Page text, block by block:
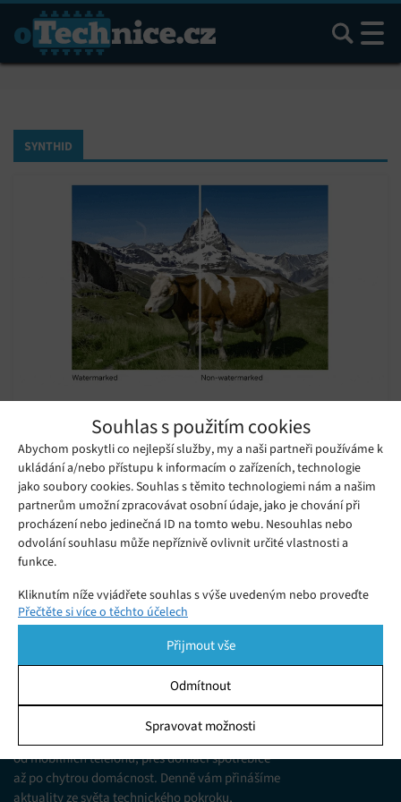
Souhlas s použitím cookies
Abychom poskytli co nejlepší služby, my a naši partneři používáme k
ukládání a/nebo přístupu k informacím o zařízeních, technologie
jako soubory cookies. Souhlas s těmito technologiemi nám a našim
partnerům umožní zpracovávat osobní údaje, jako je chování při
procházení nebo jedinečná ID na tomto webu. Nesouhlas nebo
odvolání souhlasu může nepříznivě ovlivnit určité vlastnosti a
funkce.
Kliknutím níže vyjádřete souhlas s výše uvedeným nebo proveďte
podrobnější rozhodnutí. Vaše volby budou použity pouze na tomto
pomocí přepínačů v Zásadách cookies nebo kliknutím na tlačítko
Spravovat souhlas ve spodní části obrazovky.
Ukládání a/nebo přístup k informacím v zařízení, Porozumění
publiku prostřednictvím statistik nebo kombinací údajů z
různých zdrojů.
Přečtěte si více o těchto účelech
Přijmout vše
Odmítnout
Spravovat možnosti
Hledat
SYNTHID
vodoznakem umožnit identifikaci
uměleckých děl vytvořených pomocí AI
Středa 30. 08. 2023 Gabriela
Společnost Google dnes učinila krok směrem k
transparentnosti obrázků generovaných umělou inteligencí.
Google DeepMind uvedl nový nástroj SynthID, který má vést k
identifikaci generativního umění pomocí vodoznaku.
Jsme web zajímající se o technologické novinky
od mobilních telefonů, přes domácí spotřebiče
až po chytrou domácnost. Denně vám přinášíme
aktuality ze světa technického pokroku,